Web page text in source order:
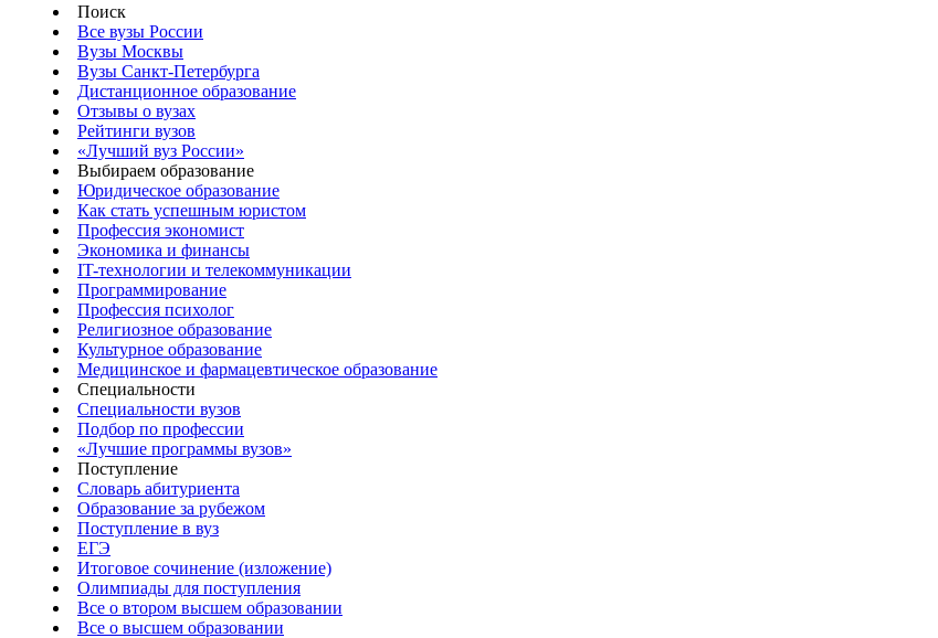
Поиск
Все вузы России
Вузы Москвы
Вузы Санкт-Петербурга
Дистанционное образование
Отзывы о вузах
Рейтинги вузов
«Лучший вуз России»
Выбираем образование
Юридическое образование
Как стать успешным юристом
Профессия экономист
Экономика и финансы
IT-технологии и телекоммуникации
Программирование
Профессия психолог
Религиозное образование
Культурное образование
Медицинское и фармацевтическое образование
Специальности
Специальности вузов
Подбор по профессии
«Лучшие программы вузов»
Поступление
Словарь абитуриента
Образование за рубежом
Поступление в вуз
ЕГЭ
Итоговое сочинение (изложение)
Олимпиады для поступления
Все о втором высшем образовании
Все о высшем образовании